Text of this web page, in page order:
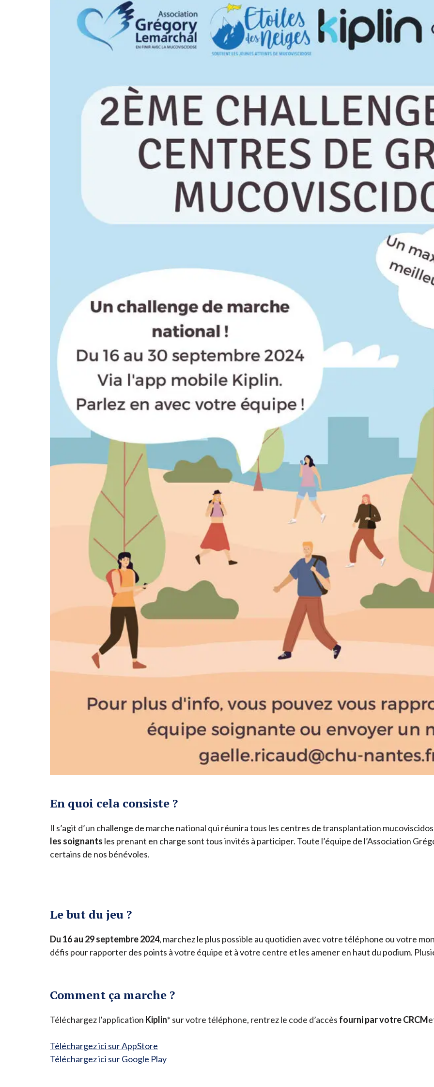
En quoi cela consiste ?
Il s’agit d’un challenge de marche national qui réunira tous les centres de transplantation
les soignants les prenant en charge sont tous invités à participer. Toute l’équipe de l’Association
certains de nos bénévoles.
Le but du jeu ?
Du 16au 29septembre2024, marchez le plus possible au quotidien avec votre téléphone ou votre
défis pour rapporter des points à votre équipe et à votre centre et les amener en haut du podium.
Comment ça marche ?
Téléchargez l’application Kiplin* sur votre téléphone, rentrez le code d’accès fourni par votreCRCM
Téléchargez ici sur AppStore
Téléchargez ici sur Google Play